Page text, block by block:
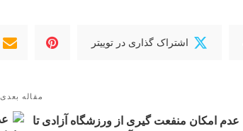
اشتراک گذاری در توییتر
مقاله بعدی
عدم امکان منفعت گیری از ورزشگاه آزادی تا